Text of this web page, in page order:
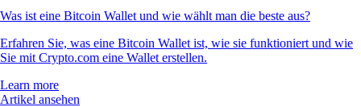
Was ist eine Bitcoin Wallet und wie wählt man die beste aus?
Erfahren Sie, was eine Bitcoin Wallet ist, wie sie funktioniert und wie
Sie mit Crypto.com eine Wallet erstellen.
Learn more
Artikel ansehen